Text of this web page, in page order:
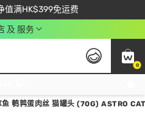
值满HK$399免运费
钱会员尽享独家优惠
输入 NEWAPP 即减$50
及 服务
0
鹌鹑蛋肉丝 猫罐头 (70G) ASTRO